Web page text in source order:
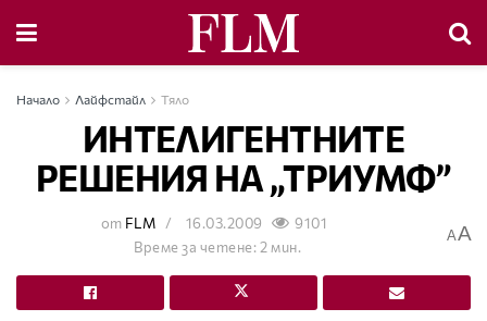
Начало Лайфстайл Тяло
ИНТЕЛИГЕНТНИТЕ
РЕШЕНИЯ НА „ТРИУМФ”
от FLM 16.03.2009
9101
Време за четене: 2 мин.
AA